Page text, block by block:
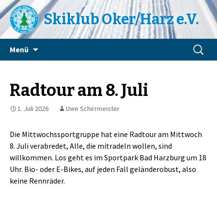
Skiklub Oker/Harz e.V.
Menü
Suchen
nach:
Radtour am 8. Juli
1. Juli 2026 Uwe Schirrmeister
Die Mittwochssportgruppe hat eine Radtour am Mittwoch
8. Juli verabredet, Alle, die mitradeln wollen, sind
willkommen. Los geht es im Sportpark Bad Harzburg um 18
Uhr. Bio- oder E-Bikes, auf jeden Fall geländerobust, also
keine Rennräder.